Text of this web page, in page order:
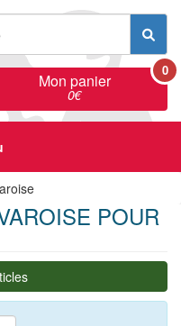
Mon panier
0€
0
POUR